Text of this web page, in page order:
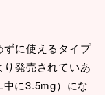
ずに使えるタイプ
り発売されていあ
に3.5mg）にな